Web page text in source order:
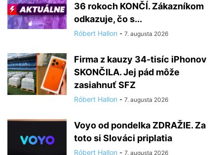
36 rokoch KONČÍ. Zákazníkom
odkazuje, čo s...
Róbert Hallon - 7. augusta 2026
Firma z kauzy 34-tisíc iPhonov
SKONČILA. Jej pád môže
zasiahnuť SFZ
Róbert Hallon - 7. augusta 2026
Voyo od pondelka ZDRAŽIE. Za
toto si Slováci priplatia
Róbert Hallon - 7. augusta 2026